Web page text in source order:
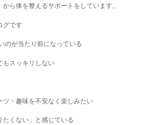
ら体を整えるサポートをしています。
グです
のが当たり前になっている
もスッキリしない
ツ・趣味を不安なく楽しみたい
たくない」と感じている